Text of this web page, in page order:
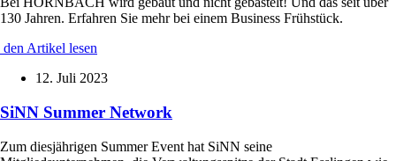
130 Jahren. Erfahren Sie mehr bei einem Business Frühstück.
den Artikel lesen
12. Juli 2023
SiNN Summer Network
Zum diesjährigen Summer Event hat SiNN seine